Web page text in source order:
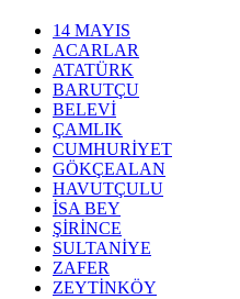
14 MAYIS
ACARLAR
ATATÜRK
BARUTÇU
BELEVİ
ÇAMLIK
CUMHURİYET
GÖKÇEALAN
HAVUTÇULU
İSA BEY
ŞİRİNCE
SULTANİYE
ZAFER
ZEYTİNKÖY